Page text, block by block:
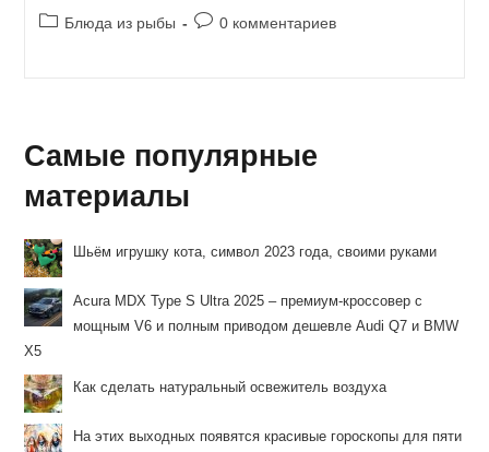
РубрикаБлюда из рыбы
Комментарии
0 комментариев
Самые популярные
материалы
Шьём игрушку кота, символ 2023 года, своими руками
Acura MDX Type S Ultra 2025 – премиум-кроссовер с
мощным V6 и полным приводом дешевле Audi Q7 и BMW
X5
Как сделать натуральный освежитель воздуха
На этих выходных появятся красивые гороскопы для пяти